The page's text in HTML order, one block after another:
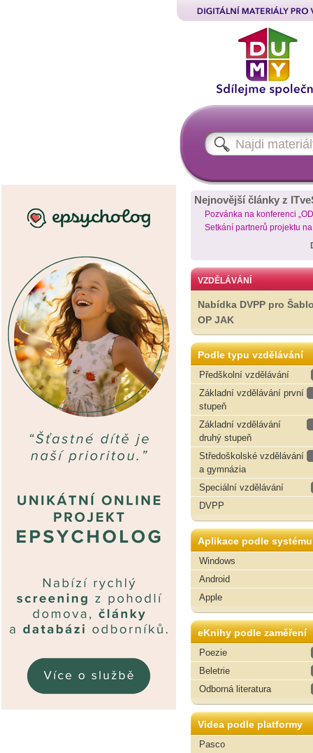
Nejnovější články z
Pozvánka na konferenci
Setkání partnerů projektu
VZDĚLÁVÁNÍ
Nabídka DVPP pro
OP JAK
Podle typu vzdělávání
Předškolní vzdělávání
Základní vzdělávání první
stupeň
Základní vzdělávání
druhý stupeň
Středoškolské vzdělávání
a gymnázia
Speciální vzdělávání
DVPP
Aplikace podle systému
Windows
Android
Apple
eKnihy podle zaměření
Poezie
Beletrie
Odborná literatura
Videa podle platformy
Pasco